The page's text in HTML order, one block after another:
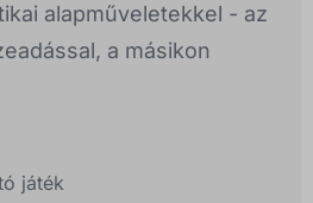
alapműveletekkel - az
a másikon
játék